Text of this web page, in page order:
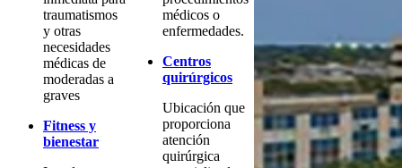
traumatismos
y otras
necesidades
médicas de
moderadas a
graves
Fitness y
bienestar
médicos o
enfermedades.
Centros
quirúrgicos
Ubicación que
proporciona
atención
quirúrgica